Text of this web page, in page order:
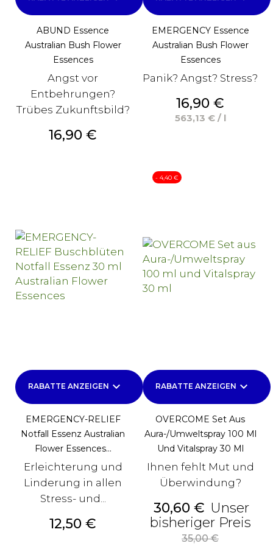
ABUND Essence
Australian Bush Flower
Essences
Angst vor
Entbehrungen?
Trübes Zukunftsbild?
Preis
16,90 €
EMERGENCY Essence
Australian Bush Flower
Essences
Panik? Angst? Stress?
Preis
16,90 €
563,13 € / l
RABATTE ANZEIGEN keyboard_arrow_down
EMERGENCY-RELIEF
Notfall Essenz Australian
Flower Essences...
Erleichterung und
Linderung in allen
Stress- und...
Preis
12,50 €
RABATTE ANZEIGEN keyboard_arrow_down
OVERCOME Set Aus
Aura-/Umweltspray 100 Ml
Und Vitalspray 30 Ml
Ihnen fehlt Mut und
Überwindung?
Preis
30,60 € Unser
bisheriger Preis
35,00 €
- 4,40 €